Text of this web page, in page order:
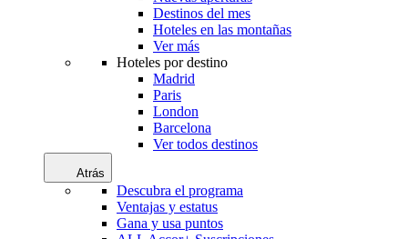
Destinos del mes
Hoteles en las montañas
Ver más
Hoteles por destino
Madrid
Paris
London
Barcelona
Ver todos destinos
Atrás
Descubra el programa
Ventajas y estatus
Gana y usa puntos